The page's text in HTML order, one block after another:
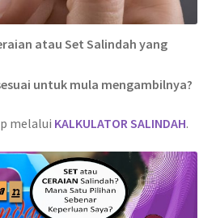
atau Set Salindah yang
untuk mula mengambilnya?
melalui KALKULATOR SALINDAH.